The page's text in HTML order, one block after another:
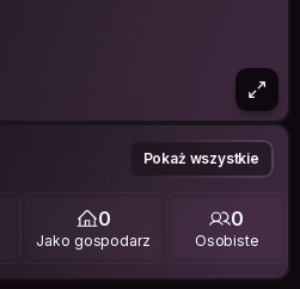
Pokaż wszystkie
0
Jako gospodarz
0
Osobiste